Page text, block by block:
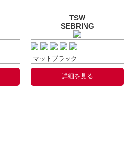
TSW
SEBRING
マットブラック
詳細を見る